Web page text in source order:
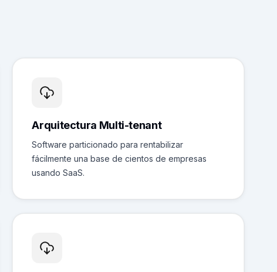
Arquitectura Multi-tenant
Software particionado para rentabilizar
fácilmente una base de cientos de empresas
usando SaaS.